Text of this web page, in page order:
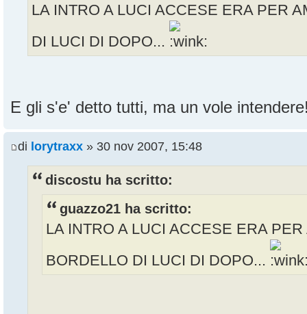
LA INTRO A LUCI ACCESE ERA PER
DI LUCI DI DOPO...
E gli s'e' detto tutti, ma un vole
di lorytraxx » 30 nov 2007, 15:48
discostu ha scritto:
guazzo21 ha scritto:
LA INTRO A LUCI ACCESE ERA
BORDELLO DI LUCI DI DOPO...